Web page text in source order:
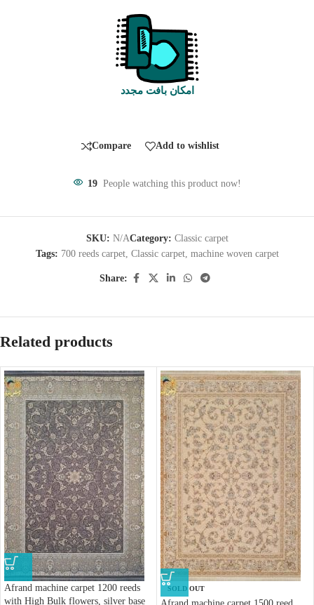
امکان بافت مجدد
Compare Add to wishlist
19 People watching this product now!
SKU: N/ACategory: Classic carpet
Tags: 700 reeds carpet, Classic carpet, machine woven carpet
Share:
Related products
Afrand machine carpet 1200 reeds
with High Bulk flowers, silver base
SOLD OUT